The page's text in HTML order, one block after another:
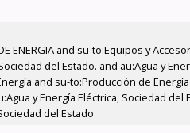
ENERGIA and su-to:Equipos y
del Estado. and au:Agua y
and su-to:Producción de
y Energía Eléctrica, Sociedad del
del Estado'